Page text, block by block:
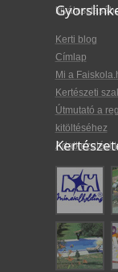
Kerti blog
Címlap
Mi a
Kertészeti
Útmutató a
kitöltéséhez
Adatkezelési